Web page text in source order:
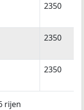
2350
2350
2350
rijen